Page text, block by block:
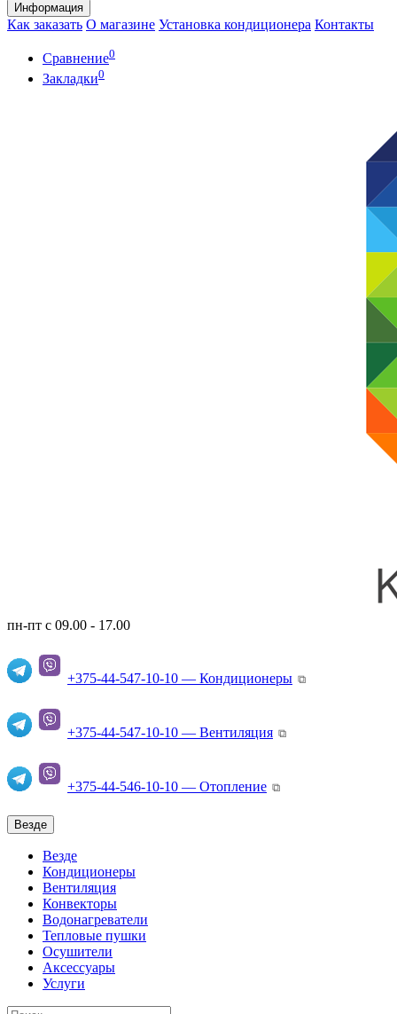
Информация
Как заказать О магазине Установка кондиционера Контакты
Сравнение0
Закладки0
пн-пт с 09.00 - 17.00
+375-44-547-10-10 — Кондиционеры ⧉
+375-44-547-10-10 — Вентиляция ⧉
+375-44-546-10-10 — Отопление ⧉
Везде
Везде
Кондиционеры
Вентиляция
Конвекторы
Водонагреватели
Тепловые пушки
Осушители
Аксессуары
Услуги